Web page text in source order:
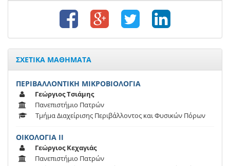
ΣΧΕΤΙΚΑ ΜΑΘΗΜΑΤΑ
ΠΕΡΙΒΑΛΛΟΝΤΙΚΗ ΜΙΚΡΟΒΙΟΛΟΓΙΑ
Γεώργιος Τσιάμης
Πανεπιστήμιο Πατρών
Τμήμα Διαχείρισης Περιβάλλοντος και Φυσικών Πόρων
ΟΙΚΟΛΟΓΙΑ ΙΙ
Γεώργιος Κεχαγιάς
Πανεπιστήμιο Πατρών